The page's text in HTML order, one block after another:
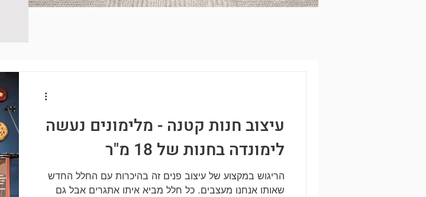
עיצוב חנות קטנה - מלימונים נעשה
לימונדה בחנות של 18 מ"ר
הריגוש במקצוע של עיצוב פנים זה בהיכרות עם החלל החדש
שאותו אנחנו מעצבים. כל חלל מביא איתו אתגרים אבל גם